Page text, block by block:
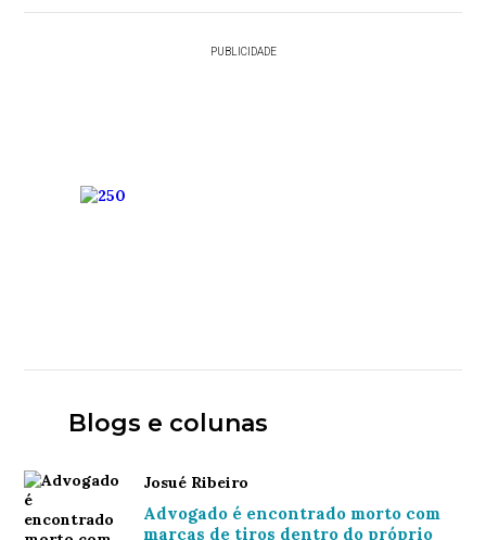
PUBLICIDADE
Blogs e colunas
Josué Ribeiro
Advogado é encontrado morto com
marcas de tiros dentro do próprio